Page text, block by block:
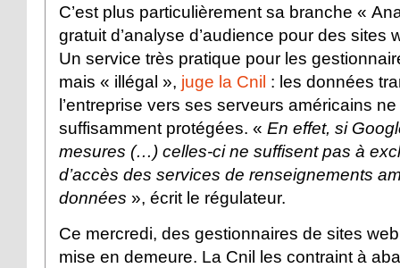
C’est plus particulièrement sa branche «
gratuit d’analyse d’audience pour des sites
Un service très pratique pour les
mais « illégal », juge la Cnil : les données
l’entreprise vers ses serveurs américains
suffisamment protégées. « En effet, si
mesures (…) celles-ci ne suffisent pas à
d’accès des services de renseignements
données », écrit le régulateur.
Ce mercredi, des gestionnaires de sites
mise en demeure. La Cnil les contraint à